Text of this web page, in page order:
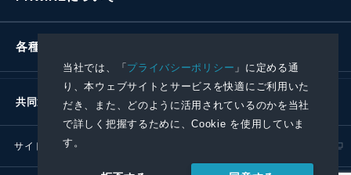
当社では、「プライバシーポリシー 」に定める通
り、本ウェブサイトとサービスを快適にご利用いた
だき、また、どのように活用されているのかを当社
で詳しく把握するために、Cookie を使用していま
す。
各種お問い合わせ
共同通信社グループ
サイトポリシー